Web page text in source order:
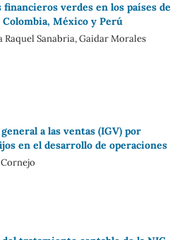
financieros verdes en los países de
México y Perú
Raquel Sanabria, Gaidar Morales
a las ventas (IGV) por
en el desarrollo de operaciones